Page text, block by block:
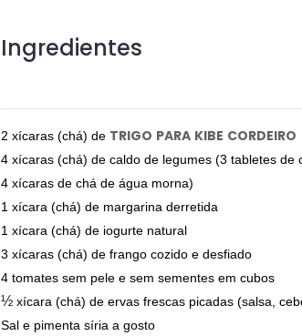
Ingredientes
2 xícaras (chá) de TRIGO PARA KIBE CORDEIRO
4 xícaras (chá) de caldo de legumes (3 tabletes de
4 xícaras de chá de água morna)
1 xícara (chá) de margarina derretida
1 xícara (chá) de iogurte natural
3 xícaras (chá) de frango cozido e desfiado
4 tomates sem pele e sem sementes em cubos
½ xícara (chá) de ervas frescas picadas (salsa,
Sal e pimenta síria a gosto